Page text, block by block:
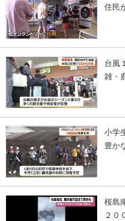
住民
台風
雑・
小学
豊か
桜島
２０